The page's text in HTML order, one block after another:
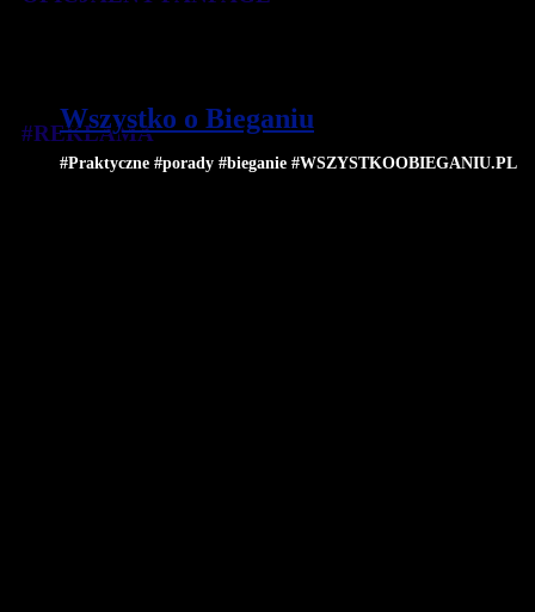
Wszystko o Bieganiu
#Praktyczne #porady #bieganie #WSZYSTKOOBIEGANIU.PL
#REKLAMA